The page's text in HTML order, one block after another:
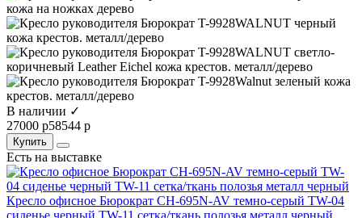
В наличии ✓
27000 р58544 р
Купить
Есть на выставке
Кресло офисное Бюрократ CH-695N-AV темно-серый TW-04
сиденье черный TW-11 сетка/ткань полозья металл черный